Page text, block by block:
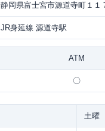
静岡県富士宮市源道寺町１１
JR身延線 源道寺駅
ATM
〇
土曜